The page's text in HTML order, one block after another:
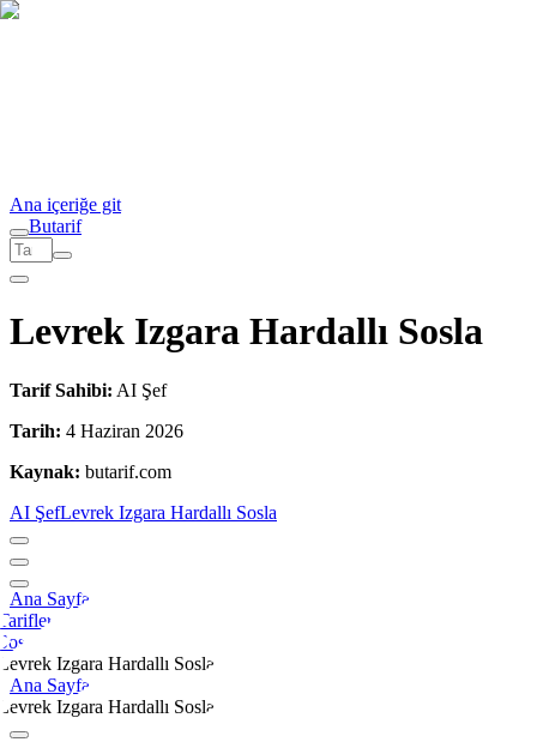
Ana içeriğe git
Butarif
Levrek Izgara Hardallı Sosla
Tarif Sahibi: AI Şef
Tarih: 4 Haziran 2026
Kaynak: butarif.com
AI ŞefLevrek Izgara Hardallı Sosla
Ana Sayfa
Izgara Hardallı Sosla
Ana Sayfa
Izgara Hardallı Sosla